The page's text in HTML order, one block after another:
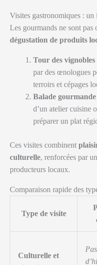
Visites gastronomiques : un
Les gourmands ne sont pas
dégustation de produits
Tour des vignobles
par des œnologues
terroirs et cépages
Balade
d’un atelier cuisine
préparer un plat
Ces visites combinent
culturelle, renforcées par
producteurs locaux.
Comparaison rapide des
Type de visite
Culturelle et